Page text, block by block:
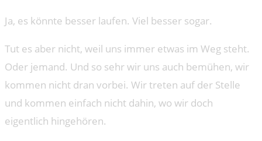
Ja, es könnte besser laufen. Viel besser sogar.
Tut es aber nicht, weil uns immer etwas im Weg steht.
Oder jemand. Und so sehr wir uns auch bemühen, wir
kommen nicht dran vorbei. Wir treten auf der Stelle
und kommen einfach nicht dahin, wo wir doch
eigentlich hingehören.